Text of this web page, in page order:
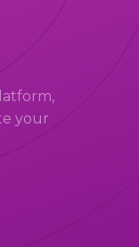
your